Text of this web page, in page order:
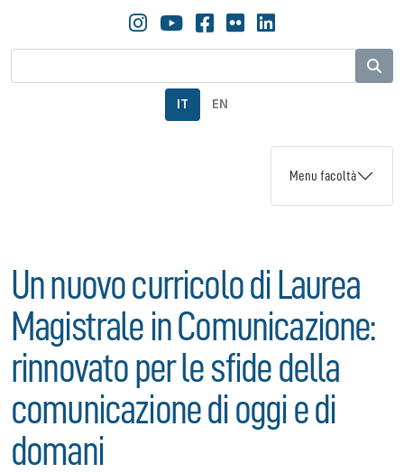
IT EN
Menu facoltà
Un nuovo curricolo di Laurea
Magistrale in Comunicazione:
rinnovato per le sfide della
comunicazione di oggi e di
domani